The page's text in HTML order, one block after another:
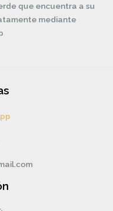
que encuentra a su
mediante